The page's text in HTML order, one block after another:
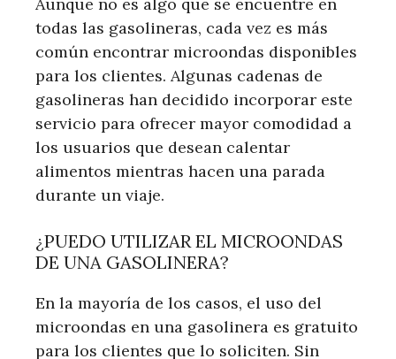
todas las gasolineras, cada vez es más
común encontrar microondas disponibles
para los clientes. Algunas cadenas de
gasolineras han decidido incorporar este
servicio para ofrecer mayor comodidad a
los usuarios que desean calentar
alimentos mientras hacen una parada
durante un viaje.
¿PUEDO UTILIZAR EL MICROONDAS
DE UNA GASOLINERA?
En la mayoría de los casos, el uso del
microondas en una gasolinera es gratuito
para los clientes que lo soliciten. Sin